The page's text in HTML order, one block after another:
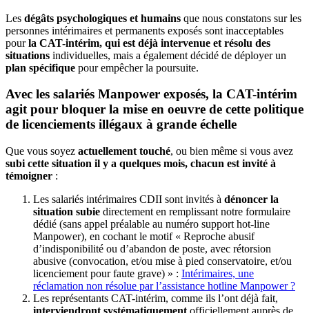
Les dégâts psychologiques et humains que nous constatons sur les
personnes intérimaires et permanents exposés sont inacceptables
pourla CAT-intérim, qui est déjà intervenue et résolu des
situations individuelles, mais a également décidé de déployer un
plan spécifique pour empêcher la poursuite.
Avec les salariés Manpower exposés, la CAT-intérim
agit pour bloquer la mise en oeuvre de cette politique
de licenciements illégaux à grande échelle
Que vous soyez actuellement touché, ou bien même si vous avez
subi cette situation il y a quelques mois, chacun est invité à
témoigner :
Les salariés intérimaires CDII sont invités à dénoncer la
situation subie directement en remplissant notre formulaire
dédié (sans appel préalable au numéro support hot-line
Manpower), en cochant le motif « Reproche abusif
d’indisponibilité ou d’abandon de poste, avec rétorsion
abusive (convocation, et/ou mise à pied conservatoire, et/ou
licenciement pour faute grave) » : Intérimaires, une
réclamation non résolue par l’assistance hotline Manpower ?
Les représentants CAT-intérim, comme ils l’ont déjà fait,